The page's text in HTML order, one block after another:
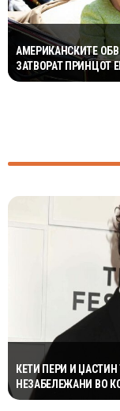
АМЕРИКАНСКИТЕ
ЗАТВОРАТ ПРИНЦОТ
КЕТИ ПЕРИ И
НЕЗАБЕЛЕЖАНИ ВО
„НИКОЈ НЕ БИ ГИ